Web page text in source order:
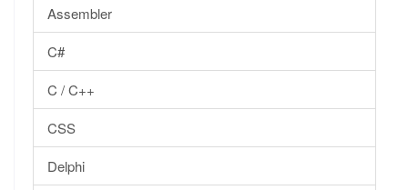
Assembler
C#
C / C++
CSS
Delphi